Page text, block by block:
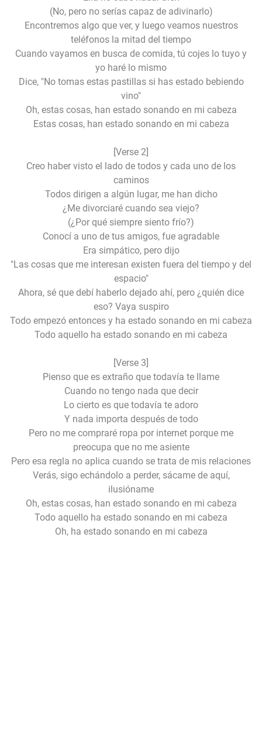
(No, pero no serías capaz de adivinarlo)
Encontremos algo que ver, y luego veamos nuestros
teléfonos la mitad del tiempo
Cuando vayamos en busca de comida, tú cojes lo tuyo y
yo haré lo mismo
Dice, "No tomas estas pastillas si has estado bebiendo
vino"
Oh, estas cosas, han estado sonando en mi cabeza
Estas cosas, han estado sonando en mi cabeza
[Verse 2]
Creo haber visto el lado de todos y cada uno de los
caminos
Todos dirigen a algún lugar, me han dicho
¿Me divorciaré cuando sea viejo?
(¿Por qué siempre siento frío?)
Conocí a uno de tus amigos, fue agradable
Era simpático, pero dijo
"Las cosas que me interesan existen fuera del tiempo y del
espacio"
Ahora, sé que debí haberlo dejado ahí, pero ¿quién dice
eso? Vaya suspiro
Todo empezó entonces y ha estado sonando en mi cabeza
Todo aquello ha estado sonando en mi cabeza
[Verse 3]
Pienso que es extraño que todavía te llame
Cuando no tengo nada que decir
Lo cierto es que todavía te adoro
Y nada importa después de todo
Pero no me compraré ropa por internet porque me
preocupa que no me asiente
Pero esa regla no aplica cuando se trata de mis relaciones
Verás, sigo echándolo a perder, sácame de aquí,
ilusióname
Oh, estas cosas, han estado sonando en mi cabeza
Todo aquello ha estado sonando en mi cabeza
Oh, ha estado sonando en mi cabeza